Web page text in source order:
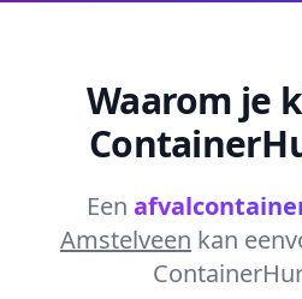
Waarom je
Een
Amstelveen kan